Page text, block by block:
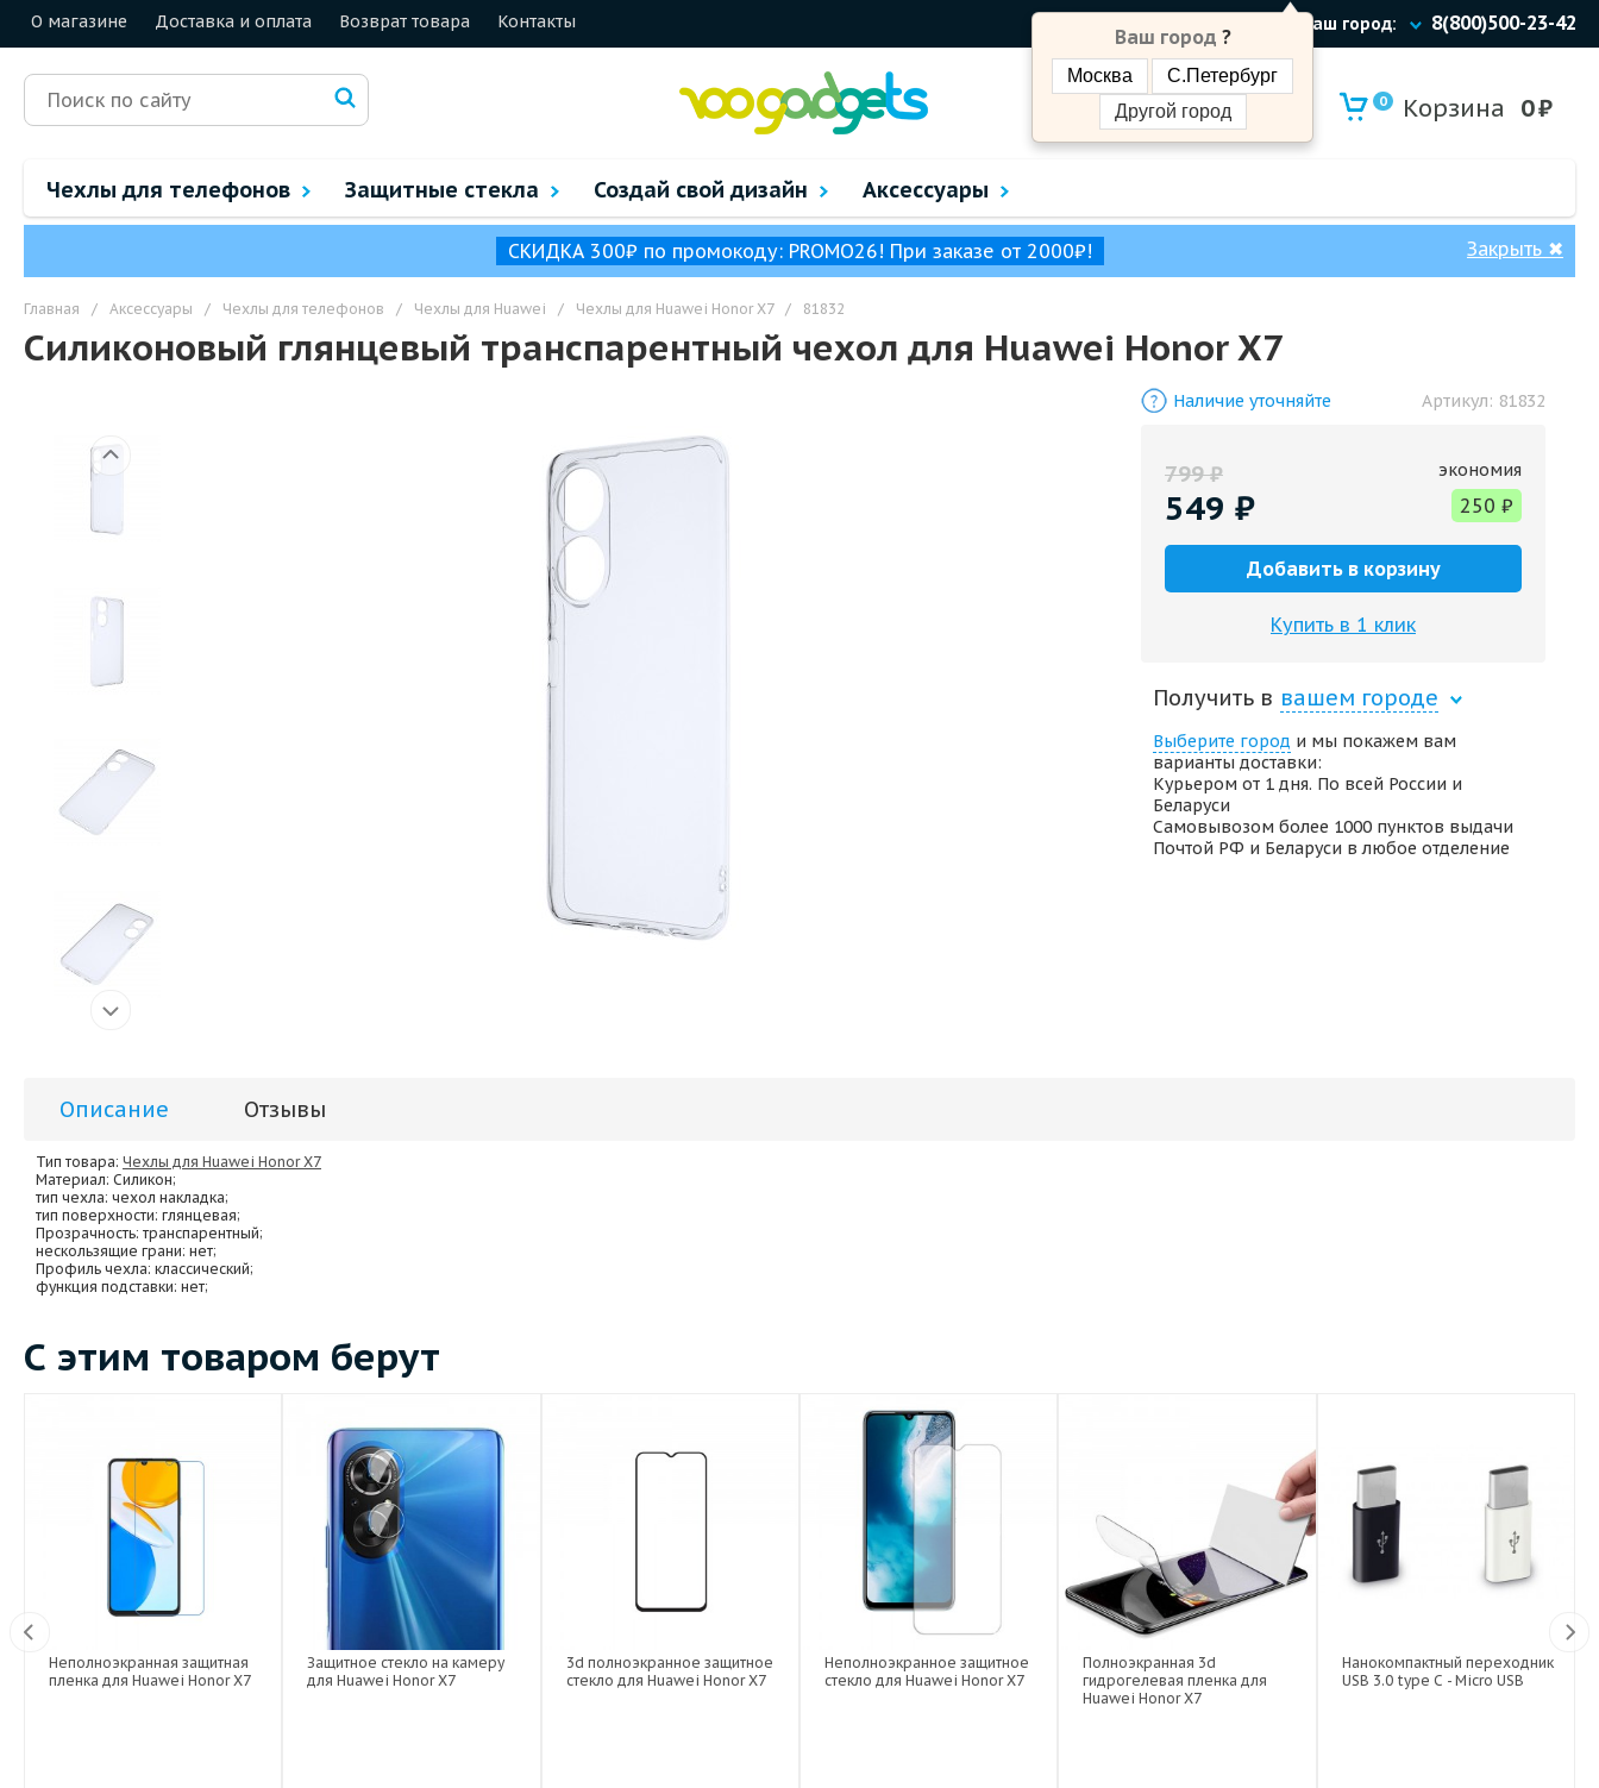
О магазине Доставка и оплата Возврат товара Контакты Ваш город:
Ваш город ?
Москва
С.Петербург
Другой город
8(800)500-23-42
0 Корзина 0₽
Чехлы для телефонов Защитные стекла Создай свой дизайн Аксессуары
СКИДКА 300₽ по промокоду: PROMO26! При заказе от 2000₽! Закрыть ✖
Главная / Аксессуары / Чехлы для телефонов / Чехлы для Huawei / Чехлы для Huawei Honor X7 / 81832
Силиконовый глянцевый транспарентный чехол для Huawei Honor X7
Наличие уточняйте Артикул: 81832
799₽
549 ₽
экономия
250 ₽
Добавить в корзину
Купить в 1 клик
Получить в вашем городе
Выберите город и мы покажем вам
варианты доставки:
Курьером от 1 дня. По всей России и
Беларуси
Самовывозом более 1000 пунктов выдачи
Почтой РФ и Беларуси в любое отделение
Описание Отзывы
Тип товара: Чехлы для Huawei Honor X7
Материал: Силикон;
тип чехла: чехол накладка;
тип поверхности: глянцевая;
Прозрачность: транспарентный;
нескользящие грани: нет;
Профиль чехла: классический;
функция подставки: нет;
С этим товаром берут
Неполноэкранная защитная
пленка для Huawei Honor X7
Защитное стекло на камеру
для Huawei Honor X7
3d полноэкранное защитное
стекло для Huawei Honor X7
Неполноэкранное защитное
стекло для Huawei Honor X7
Полноэкранная 3d
гидрогелевая пленка для
Huawei Honor X7
Нанокомпактный переходник
USB 3.0 type C - Micro USB